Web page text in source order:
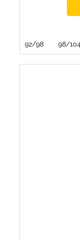
92/98 98/